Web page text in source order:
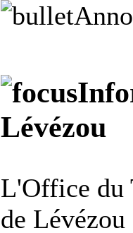
Lévézou
L'Office du
de